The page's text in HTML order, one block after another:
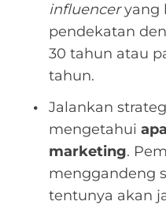
influenceryang
pendekatan
30 tahun atau
tahun.
Jalankan
mengetahui
marketing.
menggandeng
tentunya akan